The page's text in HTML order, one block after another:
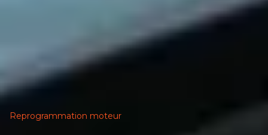
Reprogrammation moteur